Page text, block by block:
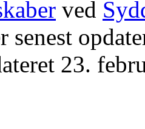
ved
senest
23.